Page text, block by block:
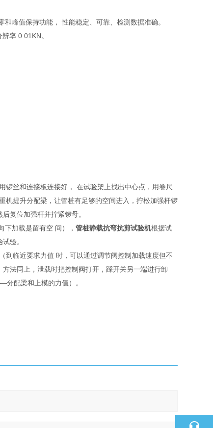
峰值保持功能， 性能稳定、可靠、检测数据准确。
率 0.01KN。
锣丝和连接板连接好， 在试验架上找出中心点，用卷尺
机提升分配梁，让管桩有足够的空间进入，拧松加强杆锣
复位加强杆并拧紧锣母。
加载是留有空 间）， 管桩静载抗弯抗剪试验机根据试
验。
到临近要求力值 时，可以通过调节阀控制加载速度但不
法同上，泄载时把控制阀打开，踩开关另一端进行卸
分配梁和上模的力值）。